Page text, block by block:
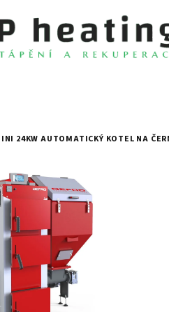
24KW AUTOMATICKÝ KOTEL NA